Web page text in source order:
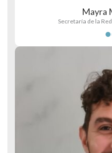
Mayra
Secretaría de la